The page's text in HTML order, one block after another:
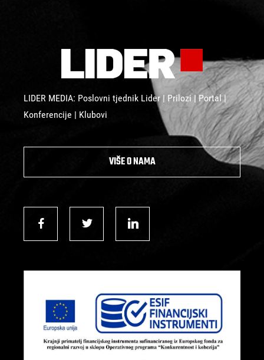
LIDER MEDIA: Poslovni tjednik Lider | Prilozi | Portal |
Konferencije | Klubovi
VIŠE O NAMA